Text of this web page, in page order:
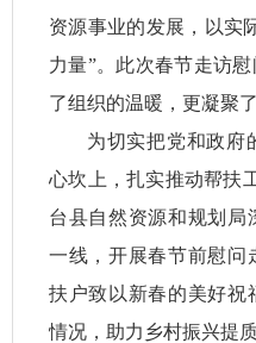
资源事业的发展，以实
力量”。此次春节走访
了组织的温暖，更凝聚
为切实把党和政府
心坎上，扎实推动帮扶
台县自然资源和规划局
一线，开展春节前慰问
扶户致以新春的美好祝
情况，助力乡村振兴提质